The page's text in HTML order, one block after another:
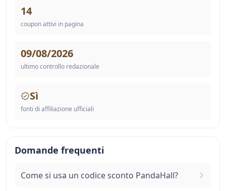
14
coupon attivi in pagina
09/08/2026
ultimo controllo redazionale
Sì
fonti di affiliazione ufficiali
Domande frequenti
Come si usa un codice sconto PandaHall?